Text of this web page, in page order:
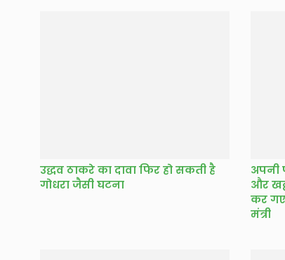
उद्धव ठाकरे का दावा फिर हो सकती है
गोधरा जैसी घटना
अपनी
और
कर
मंत्री